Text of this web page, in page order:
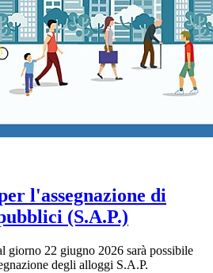
l'assegnazione di
(S.A.P.)
giorno 22 giugno 2026 sarà possibile
degli alloggi S.A.P.